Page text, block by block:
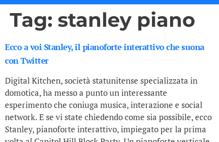
Tag: stanley piano
Ecco a voi Stanley, il pianoforte interattivo che suona
con Twitter
Digital Kitchen, società statunitense specializzata in
domotica, ha messo a punto un interessante
esperimento che coniuga musica, interazione e social
network. E se vi state chiedendo come sia possibile, ecco
Stanley, pianoforte interattivo, impiegato per la prima